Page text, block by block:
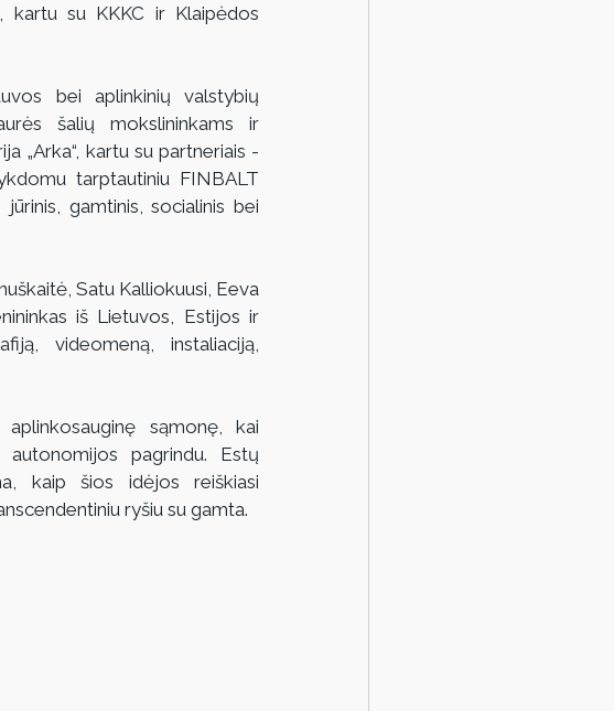
kartu su KKKC ir Klaipėdos
bei aplinkinių valstybių
šalių mokslininkams ir
„Arka“, kartu su partneriais -
tarptautiniu FINBALT
gamtinis, socialinis bei
Satu Kalliokuusi, Eeva
iš Lietuvos, Estijos ir
videomeną, instaliaciją,
sąmonę, kai
pagrindu. Estų
kaip šios idėjos reiškiasi
ryšiu su gamta.